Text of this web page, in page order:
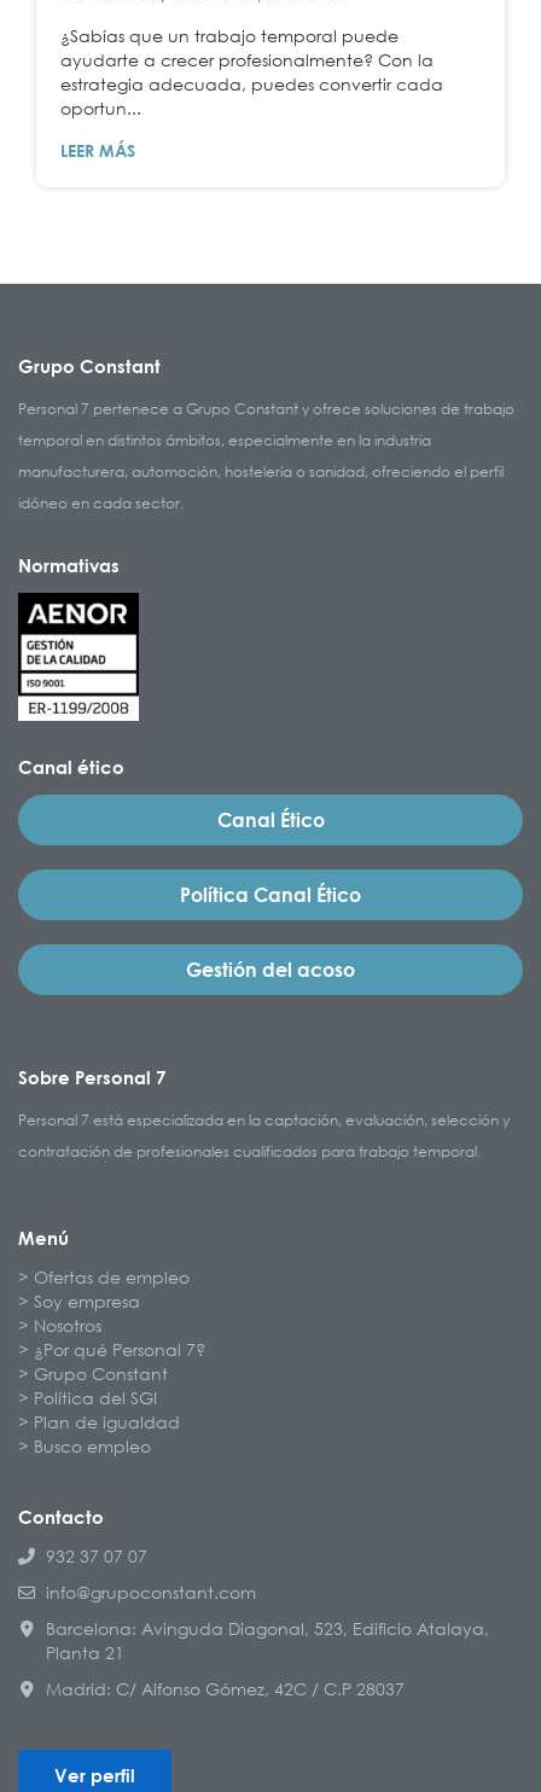
¿Sabías que un trabajo temporal puede
ayudarte a crecer profesionalmente? Con la
estrategia adecuada, puedes convertir cada
oportun...
LEER MÁS
Grupo Constant
Personal 7 pertenece a Grupo Constant y ofrece soluciones de trabajo
temporal en distintos ámbitos, especialmente en la industria
manufacturera, automoción, hostelería o sanidad, ofreciendo el perfil
idóneo en cada sector.
Normativas
Canal ético
Canal Ético
Política Canal Ético
Gestión del acoso
Sobre Personal 7
Personal 7 está especializada en la captación, evaluación, selección y
contratación de profesionales cualificados para trabajo temporal.
Menú
Ofertas de empleo
Soy empresa
Nosotros
¿Por qué Personal 7?
Grupo Constant
Política del SGI
Plan de igualdad
Busco empleo
Contacto
932 37 07 07
info@grupoconstant.com
Barcelona: Avinguda Diagonal, 523, Edificio Atalaya,
Planta 21
Madrid: C/ Alfonso Gómez, 42C / C.P 28037
Ver perfil